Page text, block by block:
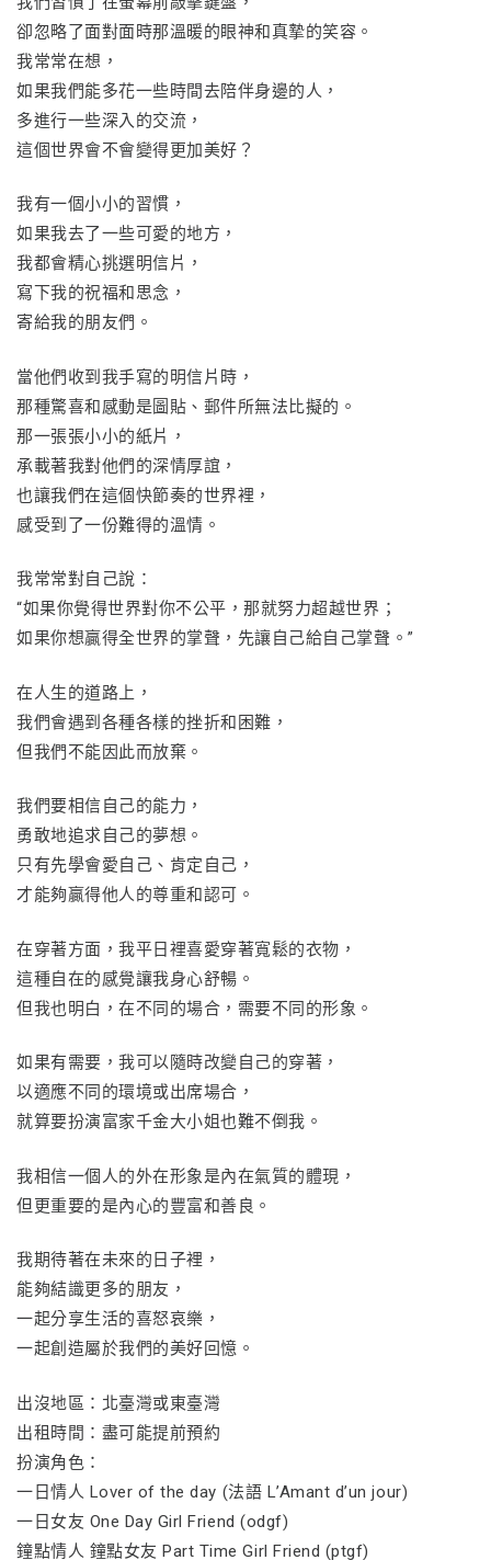
卻忽略了面對面時那溫暖的眼神和真摯的笑容。
我常常在想，
如果我們能多花一些時間去陪伴身邊的人，
多進行一些深入的交流，
這個世界會不會變得更加美好？
我有一個小小的習慣，
如果我去了一些可愛的地方，
我都會精心挑選明信片，
寫下我的祝福和思念，
寄給我的朋友們。
當他們收到我手寫的明信片時，
那種驚喜和感動是圖貼、郵件所無法比擬的。
那一張張小小的紙片，
承載著我對他們的深情厚誼，
也讓我們在這個快節奏的世界裡，
感受到了一份難得的溫情。
我常常對自己說：
“如果你覺得世界對你不公平，那就努力超越世界；
如果你想贏得全世界的掌聲，先讓自己給自己掌聲。”
在人生的道路上，
我們會遇到各種各樣的挫折和困難，
但我們不能因此而放棄。
我們要相信自己的能力，
勇敢地追求自己的夢想。
只有先學會愛自己、肯定自己，
才能夠贏得他人的尊重和認可。
在穿著方面，我平日裡喜愛穿著寬鬆的衣物，
這種自在的感覺讓我身心舒暢。
但我也明白，在不同的場合，需要不同的形象。
如果有需要，我可以隨時改變自己的穿著，
以適應不同的環境或出席場合，
就算要扮演富家千金大小姐也難不倒我。
我相信一個人的外在形象是內在氣質的體現，
但更重要的是內心的豐富和善良。
我期待著在未來的日子裡，
能夠結識更多的朋友，
一起分享生活的喜怒哀樂，
一起創造屬於我們的美好回憶。
出沒地區：北臺灣或東臺灣
出租時間：盡可能提前預約
扮演角色：
一日情人 Lover of the day (法語 L’Amant d’un jour)
一日女友 One Day Girl Friend (odgf)
鐘點情人 鐘點女友 Part Time Girl Friend (ptgf)